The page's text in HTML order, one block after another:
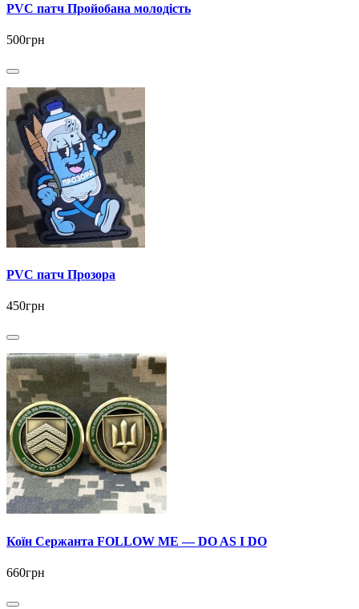
PVC патч Пройобана молодість
500грн
PVC патч Прозора
450грн
Коїн Сержанта FOLLOW ME — DO AS I DO
660грн